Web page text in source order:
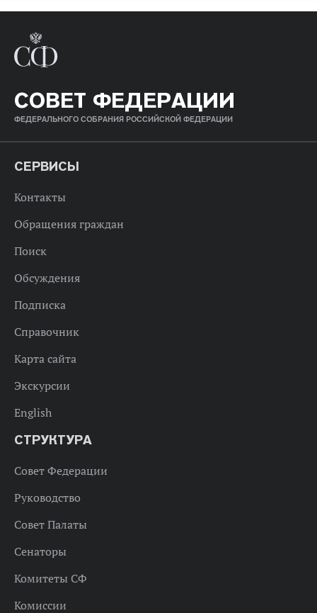
СОВЕТ ФЕДЕРАЦИИ
ФЕДЕРАЛЬНОГО СОБРАНИЯ РОССИЙСКОЙ ФЕДЕРАЦИИ
СЕРВИСЫ
Контакты
Обращения граждан
Поиск
Обсуждения
Подписка
Справочник
Карта сайта
Экскурсии
English
СТРУКТУРА
Совет Федерации
Руководство
Совет Палаты
Сенаторы
Комитеты СФ
Комиссии